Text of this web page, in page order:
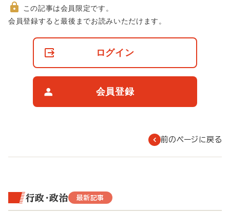
非
この記事は会員限定です。
会員登録すると最後までお読みいただけます。
ログイン
会員登録
前のページに戻る
行政・政治 最新記事